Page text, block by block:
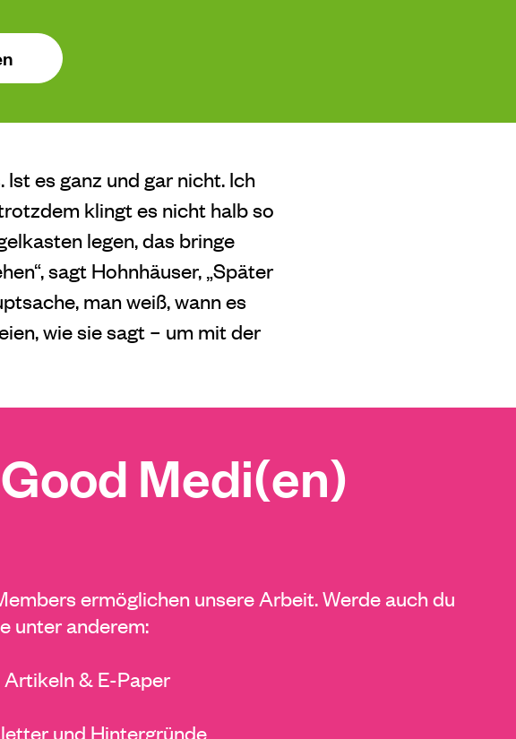
es ganz und gar nicht. Ich
klingt es nicht halb so
legen, das bringe
sagt Hohnhäuser, „Später
man weiß, wann es
wie sie sagt – um mit der
Medi(en)
ermöglichen unsere Arbeit. Werde auch du
unter anderem:
& E-Paper
und Hintergründe